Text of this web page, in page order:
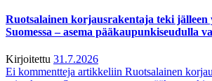
Ruotsalainen korjausrakentaja teki
Suomessa – asema pääkaupunkiseudulla
Kirjoitettu 31.7.2026
Ei kommentteja artikkeliin Ruotsalainen